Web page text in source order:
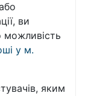
ви
у м.
яким